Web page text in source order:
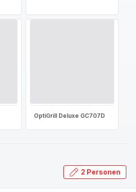
OptiGrill Deluxe GC707D
2 Personen